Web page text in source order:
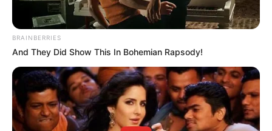
BRAINBERRIES
And They Did Show This In Bohemian Rapsody!